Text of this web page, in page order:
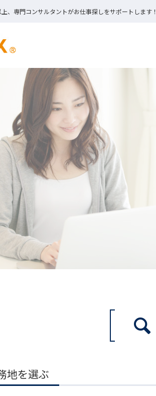
、専門コンサルタントがお仕事探しをサポートします！
地を選ぶ